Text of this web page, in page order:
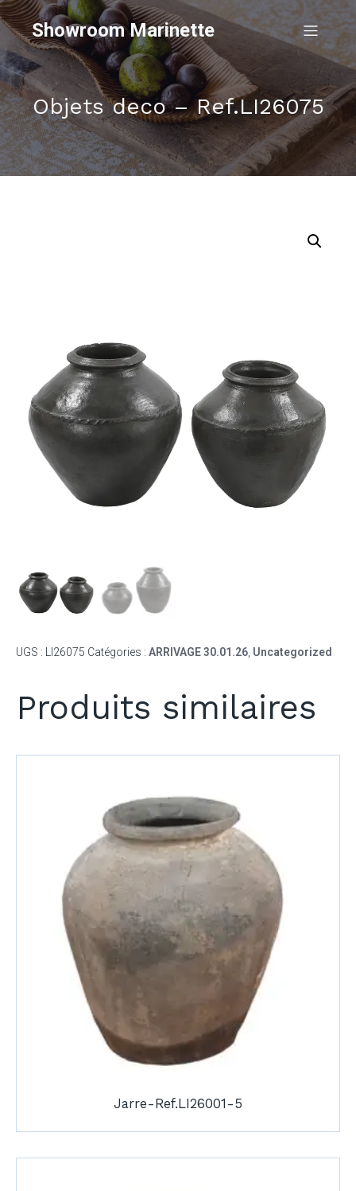
Showroom Marinette
Objets deco – Ref.LI26075
UGS : LI26075 Catégories : ARRIVAGE 30.01.26 Uncategorized
Produits similaires
Jarre-Ref.LI26001-5